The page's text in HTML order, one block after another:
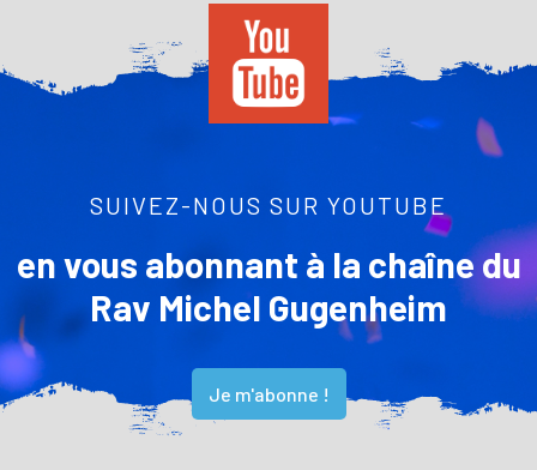
SUIVEZ-NOUS SUR YOUTUBE
en vous abonnant à la chaîne du
Rav Michel Gugenheim
Je m'abonne !